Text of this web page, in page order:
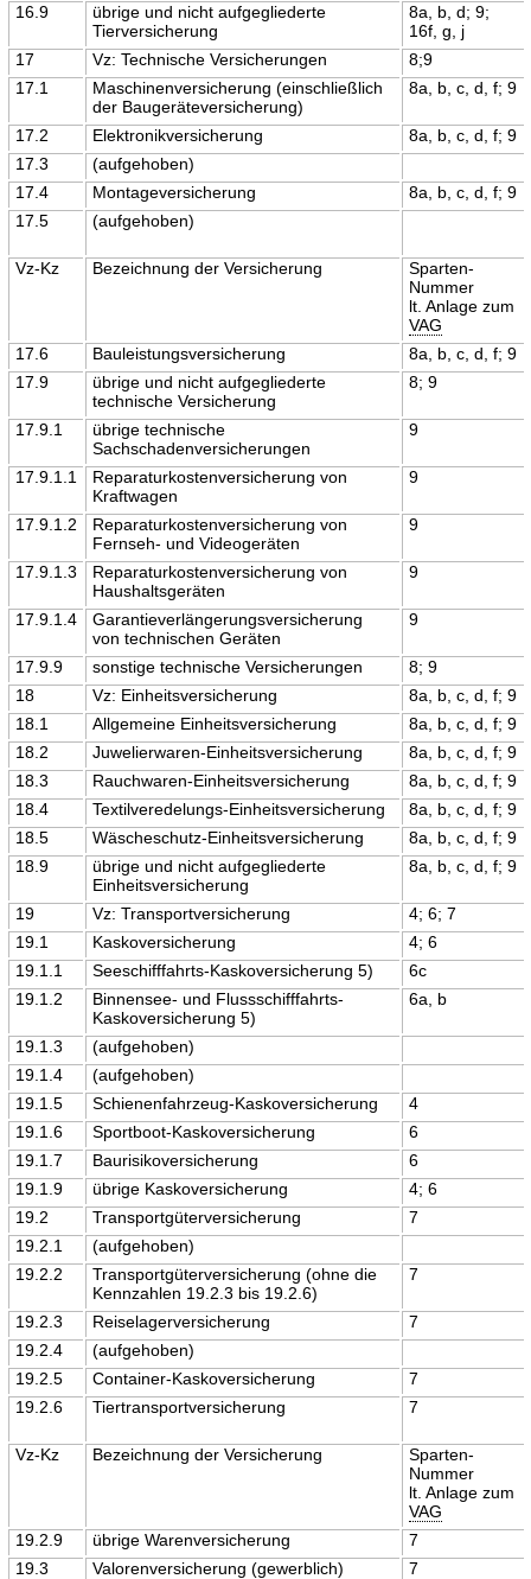
16.9
übrige und nicht aufgegliederte
Tierversicherung
8a, b, d; 9;
16f, g, j
17
Vz: Technische Versicherungen
8;9
17.1
Maschinenversicherung (einschließlich
der Baugeräteversicherung)
8a, b, c, d, f; 9
17.2 Elektronikversicherung
8a, b, c, d, f; 9
17.3
(aufgehoben)
17.4
Montageversicherung
8a, b, c, d, f; 9
17.5
(aufgehoben)
Vz-Kz Bezeichnung der Versicherung
Sparten-
Nummer
lt. Anlage zum
VAG
17.6
Bauleistungsversicherung
8a, b, c, d, f; 9
17.9
übrige und nicht aufgegliederte
technische Versicherung
8; 9
17.9.1
übrige technische
Sachschadenversicherungen
9
17.9.1.1
Reparaturkostenversicherung von
Kraftwagen
9
17.9.1.2
Reparaturkostenversicherung von
Fernseh- und Videogeräten
9
17.9.1.3
Reparaturkostenversicherung von
Haushaltsgeräten
9
17.9.1.4
Garantieverlängerungsversicherung
von technischen Geräten
9
17.9.9 sonstige technische Versicherungen
8; 9
18
Vz: Einheitsversicherung
8a, b, c, d, f; 9
18.1
Allgemeine Einheitsversicherung
8a, b, c, d, f; 9
18.2
Juwelierwaren-Einheitsversicherung
8a, b, c, d, f; 9
18.3
Rauchwaren-Einheitsversicherung
8a, b, c, d, f; 9
18.4
Textilveredelungs-Einheitsversicherung
8a, b, c, d, f; 9
18.5
Wäscheschutz-Einheitsversicherung
8a, b, c, d, f; 9
18.9
übrige und nicht aufgegliederte
Einheitsversicherung
8a, b, c, d, f; 9
19 Vz: Transportversicherung
4; 6; 7
19.1
Kaskoversicherung
4; 6
19.1.1
Seeschifffahrts-Kaskoversicherung 5)
6c
19.1.2
Binnensee- und Flussschifffahrts-
Kaskoversicherung 5)
6a, b
19.1.3
(aufgehoben)
19.1.4
(aufgehoben)
19.1.5
Schienenfahrzeug-Kaskoversicherung
4
19.1.6
Sportboot-Kaskoversicherung
6
19.1.7
Baurisikoversicherung
6
19.1.9
übrige Kaskoversicherung
4; 6
19.2
Transportgüterversicherung
7
19.2.1
(aufgehoben)
19.2.2
Transportgüterversicherung (ohne die
Kennzahlen 19.2.3 bis 19.2.6)
7
19.2.3 Reiselagerversicherung
7
19.2.4
(aufgehoben)
19.2.5
Container-Kaskoversicherung
7
19.2.6
Tiertransportversicherung 7
Vz-Kz Bezeichnung der Versicherung
Sparten-
Nummer
lt. Anlage zum
VAG
19.2.9
übrige Warenversicherung
7
19.3
Valorenversicherung (gewerblich)
7